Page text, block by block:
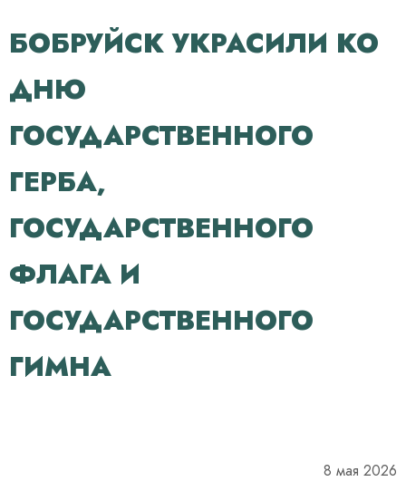
БОБРУЙСК УКРАСИЛИ КО
ДНЮ
ГОСУДАРСТВЕННОГО
ГЕРБА,
ГОСУДАРСТВЕННОГО
ФЛАГА И
ГОСУДАРСТВЕННОГО
ГИМНА
8 мая 2026